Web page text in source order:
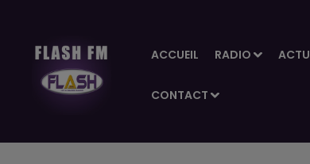
ACCUEIL RADIO
CONTACT